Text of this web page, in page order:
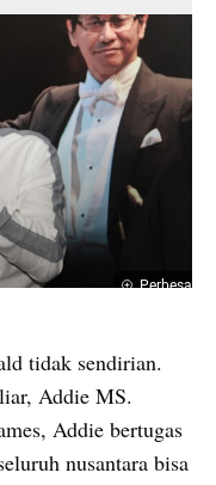
Perbesar
tidak sendirian.
Addie MS.
Addie bertugas
nusantara bisa